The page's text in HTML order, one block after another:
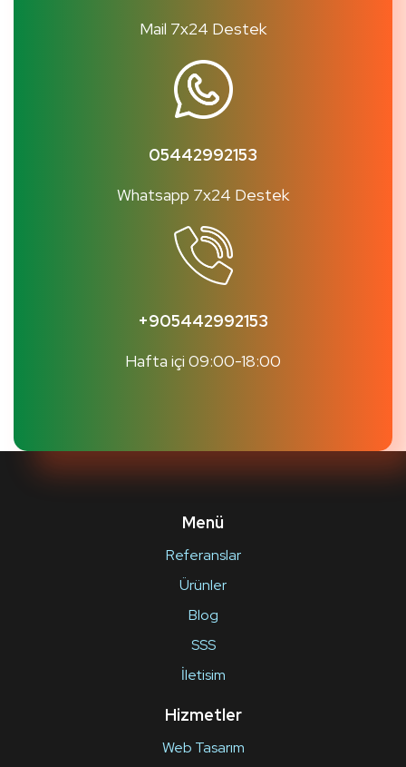
Mail 7x24 Destek
05442992153
Whatsapp 7x24 Destek
+905442992153
Hafta içi 09:00-18:00
Menü
Referanslar
Ürünler
Blog
SSS
İletisim
Hizmetler
Web Tasarım